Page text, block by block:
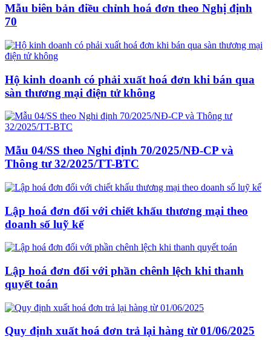
Mẫu biên bản điều chỉnh hoá đơn theo Nghị định
70
Hộ kinh doanh có phải xuất hoá đơn khi bán qua
sàn thương mại điện tử không
Mẫu 04/SS theo Nghi định 70/2025/NĐ-CP và
Thông tư 32/2025/TT-BTC
Lập hoá đơn đối với chiết khấu thương mại theo
doanh số luỹ kế
Lập hoá đơn đối với phần chênh lệch khi thanh
quyết toán
Quy định xuất hoá đơn trả lại hàng từ 01/06/2025